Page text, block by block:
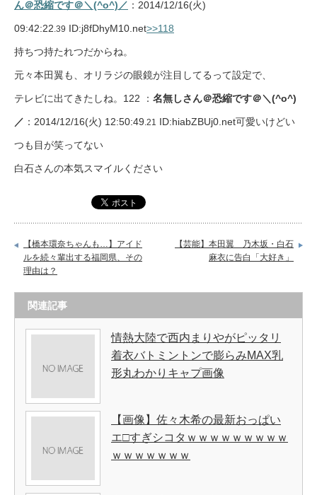
ん＠恐縮です＠＼(^o^)／ ：2014/12/16(火)
09:42:22 .39 ID:j8fDhyM10.net>>118
持ちつ持たれつだからね。
元々本田翼も、オリラジの眼鏡が注目してるって設定で、
テレビに出てきたしね。122 ： 名無しさん＠恐縮です＠＼(^o^)
／ ：2014/12/16(火) 12:50:49 .21 ID:hiabZBUj0.net可愛いけどい
つも目が笑ってない
白石さんの本気スマイルください
【橋本環奈ちゃんも…】アイド
ルを続々輩出する福岡県、その
理由は？
【芸能】本田翼 乃木坂・白石
麻衣に告白「大好き」
関連記事
情熱大陸で西内まりやがピッタリ
着衣バトミントンで膨らみMAX乳
形丸わかりキャプ画像
【画像】佐々木希の最新おっぱい
エ□すぎシコタｗｗｗｗｗｗｗｗｗ
ｗｗｗｗｗｗｗ